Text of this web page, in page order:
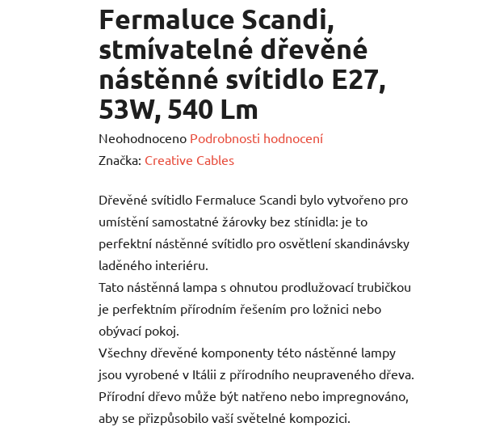
Fermaluce Scandi,
stmívatelné dřevěné
nástěnné svítidlo E27,
53W, 540 Lm
Průměrné
hodnocení
je
0,0
z
5
hvězdiček.
Neohodnoceno Podrobnosti hodnocení
Značka: Creative Cables
Dřevěné svítidlo Fermaluce Scandi bylo vytvořeno pro
umístění samostatné žárovky bez stínidla: je to
perfektní nástěnné svítidlo pro osvětlení skandinávsky
laděného interiéru.
Tato nástěnná lampa s ohnutou prodlužovací trubičkou
je perfektním přírodním řešením pro ložnici nebo
obývací pokoj.
Všechny dřevěné komponenty této nástěnné lampy
jsou vyrobené v Itálii z přírodního neupraveného dřeva.
Přírodní dřevo může být natřeno nebo impregnováno,
aby se přizpůsobilo vaší světelné kompozici.